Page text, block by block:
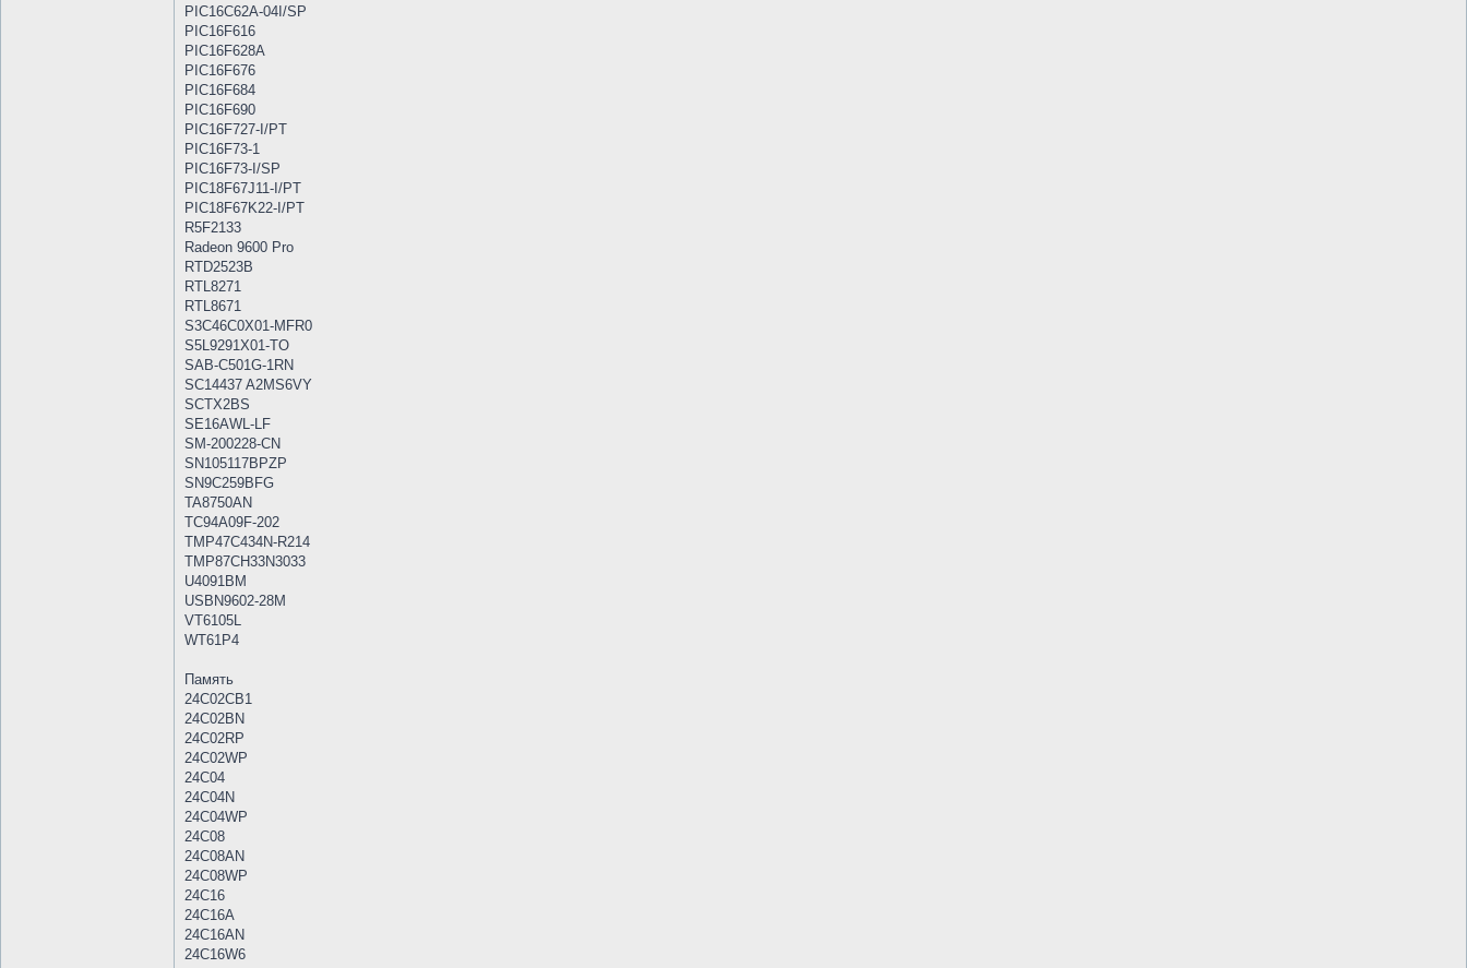
PIC16C62A-04I/SP
PIC16F616
PIC16F628A
PIC16F676
PIC16F684
PIC16F690
PIC16F727-I/PT
PIC16F73-1
PIC16F73-I/SP
PIC18F67J11-I/PT
PIC18F67K22-I/PT
R5F2133
Radeon 9600 Pro
RTD2523B
RTL8271
RTL8671
S3C46C0X01-MFR0
S5L9291X01-TO
SAB-C501G-1RN
SC14437 A2MS6VY
SCTX2BS
SE16AWL-LF
SM-200228-CN
SN105117BPZP
SN9C259BFG
TA8750AN
TC94A09F-202
TMP47C434N-R214
TMP87CH33N3033
U4091BM
USBN9602-28M
VT6105L
WT61P4
Память
24C02CB1
24C02BN
24C02RP
24C02WP
24C04
24C04N
24C04WP
24C08
24C08AN
24C08WP
24C16
24C16A
24C16AN
24C16W6